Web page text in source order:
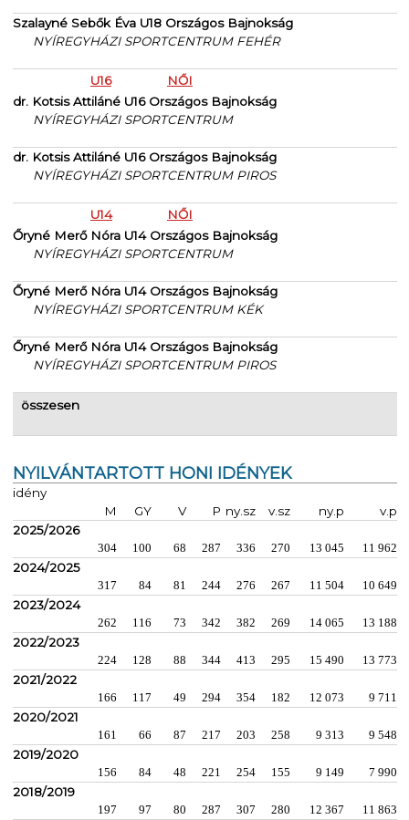
Szalayné Sebők Éva U18 Országos Bajnokság
NYÍREGYHÁZI SPORTCENTRUM FEHÉR
U16
NŐI
dr. Kotsis Attiláné U16 Országos Bajnokság
NYÍREGYHÁZI SPORTCENTRUM
dr. Kotsis Attiláné U16 Országos Bajnokság
NYÍREGYHÁZI SPORTCENTRUM PIROS
U14
NŐI
Őryné Merő Nóra U14 Országos Bajnokság
NYÍREGYHÁZI SPORTCENTRUM
Őryné Merő Nóra U14 Országos Bajnokság
NYÍREGYHÁZI SPORTCENTRUM KÉK
Őryné Merő Nóra U14 Országos Bajnokság
NYÍREGYHÁZI SPORTCENTRUM PIROS
összesen
NYILVÁNTARTOTT HONI IDÉNYEK
idény
M
GY V P ny.sz v.sz ny.p
v.p
2025/2026
304 100 68 287 336 270 13 045 11 962
2024/2025
317 84 81 244 276 267 11 504 10 649
2023/2024
262 116 73 342 382 269 14 065 13 188
2022/2023
224 128 88 344 413 295 15 490 13 773
2021/2022
166 117 49 294 354 182 12 073 9 711
2020/2021
161 66 87 217 203 258 9 313 9 548
2019/2020
156 84 48 221 254 155 9 149 7 990
2018/2019
197 97 80 287 307 280 12 367 11 863